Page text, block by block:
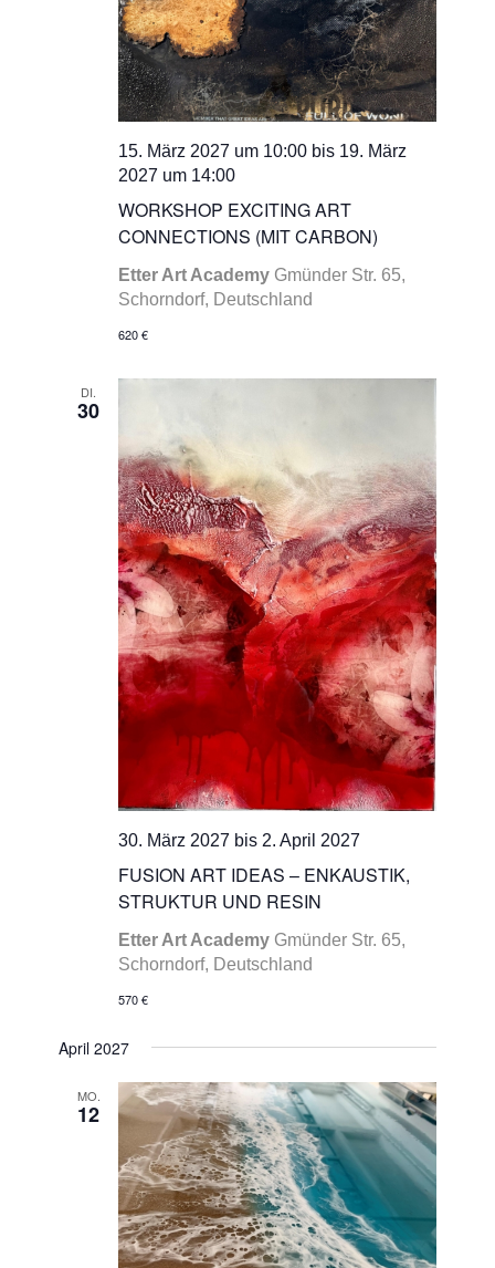
WORKSHOP EXCITING ART
CONNECTIONS (MIT CARBON)
15. März 2027 um 10:00 bis 19. März
2027 um 14:00
Etter Art Academy Gmünder Str. 65,
Schorndorf, Deutschland
620 €
DI.
30
FUSION ART IDEAS – ENKAUSTIK,
STRUKTUR UND RESIN
30. März 2027 bis 2. April 2027
Etter Art Academy Gmünder Str. 65,
Schorndorf, Deutschland
570 €
April 2027
MO.
12